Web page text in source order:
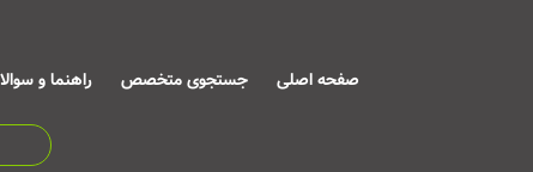
صفحه اصلی جستجوی متخصص راهنما و